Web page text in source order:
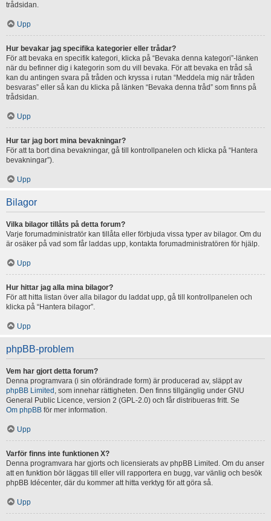
trådsidan.
Upp
Hur bevakar jag specifika kategorier eller trådar?
För att bevaka en specifik kategori, klicka på “Bevaka denna kategori”-länken
när du befinner dig i kategorin som du vill bevaka. För att bevaka en tråd så
kan du antingen svara på tråden och kryssa i rutan “Meddela mig när tråden
besvaras” eller så kan du klicka på länken “Bevaka denna tråd” som finns på
trådsidan.
Upp
Hur tar jag bort mina bevakningar?
För att ta bort dina bevakningar, gå till kontrollpanelen och klicka på “Hantera
bevakningar”).
Upp
Bilagor
Vilka bilagor tillåts på detta forum?
Varje forumadministratör kan tillåta eller förbjuda vissa typer av bilagor. Om du
är osäker på vad som får laddas upp, kontakta forumadministratören för hjälp.
Upp
Hur hittar jag alla mina bilagor?
För att hitta listan över alla bilagor du laddat upp, gå till kontrollpanelen och
klicka på “Hantera bilagor”.
Upp
phpBB-problem
Vem har gjort detta forum?
Denna programvara (i sin oförändrade form) är producerad av, släppt av
phpBB Limited , som innehar rättigheten. Den finns tillgänglig under GNU
General Public Licence, version 2 (GPL-2.0) och får distribueras fritt. Se
Om phpBB för mer information.
Upp
Varför finns inte funktionen X?
Denna programvara har gjorts och licensierats av phpBB Limited. Om du anser
att en funktion bör läggas till eller vill rapportera en bugg, var vänlig och besök
phpBB Idécenter, där du kommer att hitta verktyg för att göra så.
Upp